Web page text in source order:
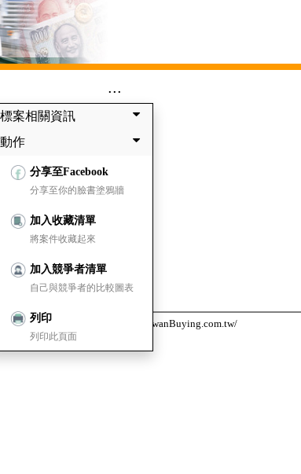
...
標案相關資訊
動作
分享至Facebook
分享至你的臉書塗鴉牆
加入收藏清單
將案件收藏起來
加入競爭者清單
自己與競爭者的比較圖表
列印
列印此頁面
台灣採購公報網 https://www.TaiwanBuying.com.tw/